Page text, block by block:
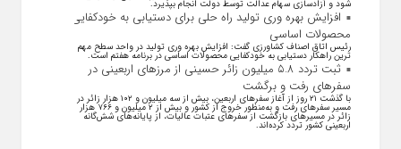
شود و آزادسازی سهام عدالت توسط دولت انجام بپذیرد.
افزایش بهره وری تولید راه حلی برای دستیابی به خودکفایی
محصولات اساسی
رئیس اتاق اصناف کشاورزی گفت: افزایش بهره وری تولید در واحد سطح مهم
ترین راهکار دستیابی به خودکفایی محصولات اساسی در برنامه هفتم است.
ثبت تردد ۵.۸ میلیون زائر حسینی از مرزهای اربعینی در
سفرهای رفت و برگشت
با گذشت ۲۱ روز از آغاز سفرهای اربعین، بیش از سه میلیون و ۱۰۲ هزار زائر در
مسیر سفرهای رفت و به‌منظور خروج از کشور و بیش از ۲ میلیون و ۷۶۶ هزار
زائر در مسیرهای بازگشت از سفرهای عتبات عالیات، از پایانه‌های شش‌گانه
اربعینی کشور تردد کرده‌اند.